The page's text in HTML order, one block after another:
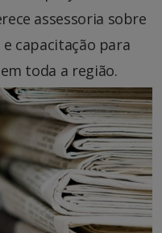
assessoria sobre
capacitação para
toda a região.